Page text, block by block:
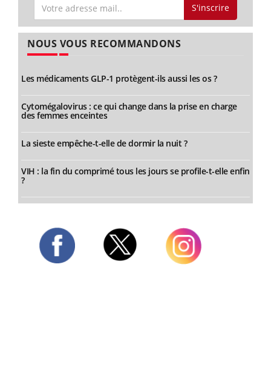
S'inscrire
NOUS VOUS RECOMMANDONS
Les médicaments GLP-1 protègent-ils aussi les os ?
Cytomégalovirus : ce qui change dans la prise en charge
des femmes enceintes
La sieste empêche-t-elle de dormir la nuit ?
VIH : la fin du comprimé tous les jours se profile-t-elle enfin
?